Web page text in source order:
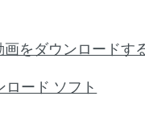
をダウンロードす
ード ソフト